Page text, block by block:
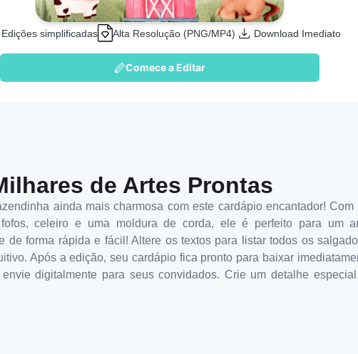
Edições simplificadas Alta Resolução (PNG/MP4) Download Imediato
Comece a Editar
de Artes Prontas
ainda mais charmosa com este cardápio encantador!
celeiro e uma moldura de corda, ele é perfeito para um
de forma rápida e fácil! Altere os textos para listar todos os
Após a edição, seu cardápio fica pronto para baixar
digitalmente para seus convidados. Crie um detalhe